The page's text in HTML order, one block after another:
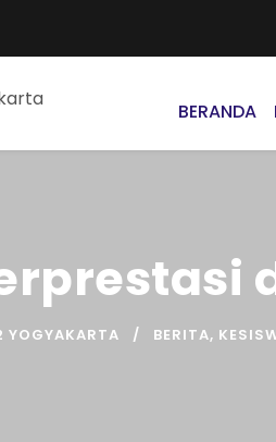
BERANDA
YOGYAKARTA BERITA,